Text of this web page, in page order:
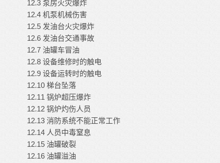
12.3 泵房火灾爆炸
12.4 机泵机械伤害
12.5 发油台火灾爆炸
12.6 发油台交通事故
12.7 油罐车冒油
12.8 设备维修时的触电
12.9 设备运转时的触电
12.10 梯台坠落
12.11 锅炉超压爆炸
12.12 锅炉灼伤人员
12.13 消防系统不能正常工作
12.14 人员中毒窒息
12.15 油罐破裂
12.16 油罐溢油